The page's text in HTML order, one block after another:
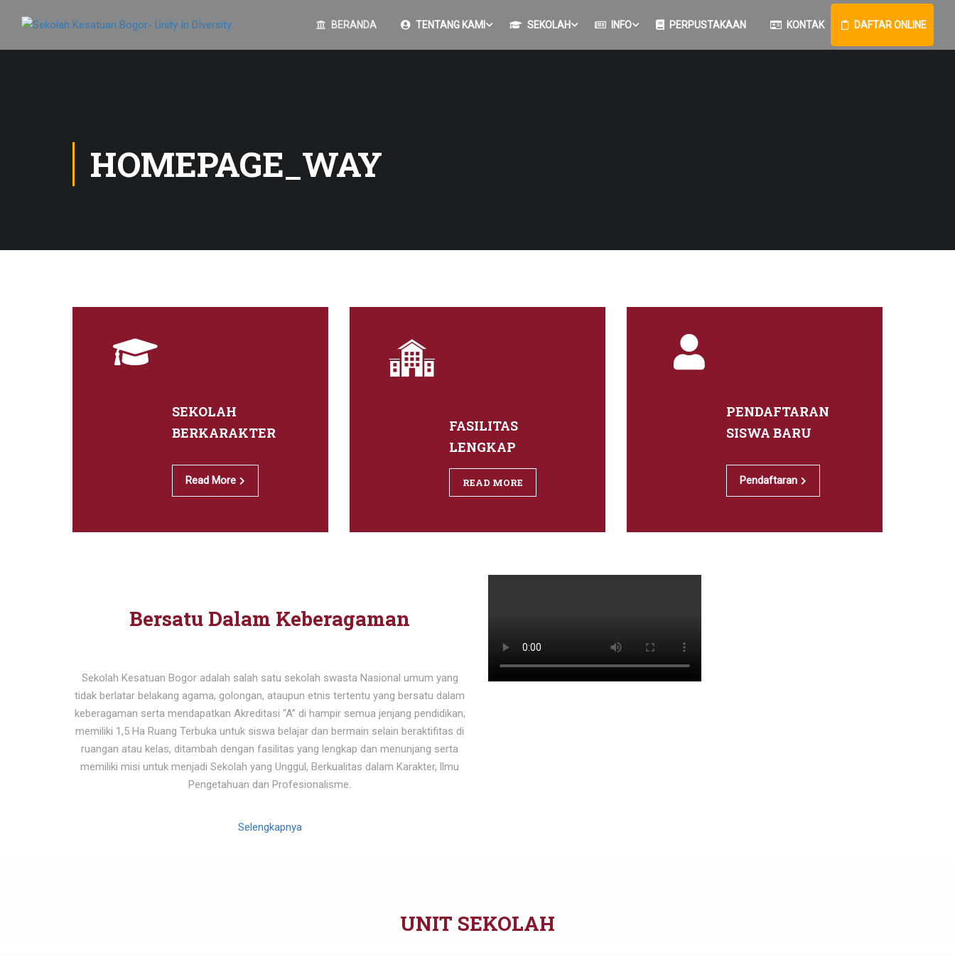
BERANDA TENTANG KAMI SEKOLAH INFO PERPUSTAKAAN KONTAK DAFTAR ONLINE
HOMEPAGE_WAY
SEKOLAH
BERKARAKTER
Read More
FASILITAS
LENGKAP
READ MORE
PENDAFTARAN
SISWA BARU
Pendaftaran
Bersatu Dalam Keberagaman
Sekolah Kesatuan Bogor adalah salah satu sekolah swasta Nasional umum yang
tidak berlatar belakang agama, golongan, ataupun etnis tertentu yang bersatu dalam
keberagaman serta mendapatkan Akreditasi “A” di hampir semua jenjang pendidikan,
memiliki 1,5 Ha Ruang Terbuka untuk siswa belajar dan bermain selain beraktifitas di
ruangan atau kelas, ditambah dengan fasilitas yang lengkap dan menunjang serta
memiliki misi untuk menjadi Sekolah yang Unggul, Berkualitas dalam Karakter, llmu
Pengetahuan dan Profesionalisme.
Selengkapnya
UNIT SEKOLAH